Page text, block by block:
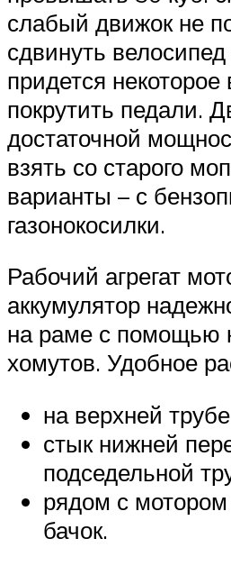
слабый движок не
сдвинуть
придется некоторое
покрутить педали.
достаточной
взять со старого
варианты – с
газонокосилки.
Рабочий агрегат
аккумулятор
на раме с помощью
хомутов. Удобное
на верхней
стык нижней
подседельной
рядом с
бачок.